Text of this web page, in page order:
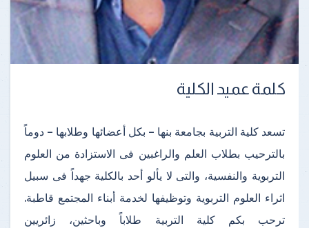
كلمة عميد الكلية
تسعد كلية التربية بجامعة بنها – بكل أعضائها وطلابها – دوماً
بالترحيب بطلاب العلم والراغبين فى الاستزادة من العلوم
التربوية والنفسية، والتى لا يألو أحد بالكلية جهداً فى سبيل
اثراء العلوم التربوية وتوظيفها لخدمة أبناء المجتمع قاطبة.
ترحب بكم كلية التربية طلاباً وباحثين، زائريين